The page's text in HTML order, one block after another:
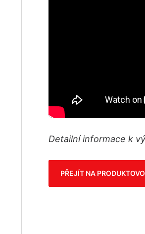
Detailní informace k
PŘEJÍT NA